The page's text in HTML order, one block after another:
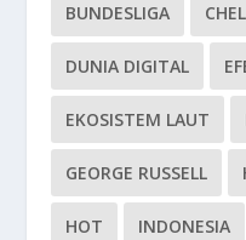
BUNDESLIGA
DUNIA DIGITAL
EKOSISTEM LAUT
GEORGE RUSSELL
HOT INDONESIA